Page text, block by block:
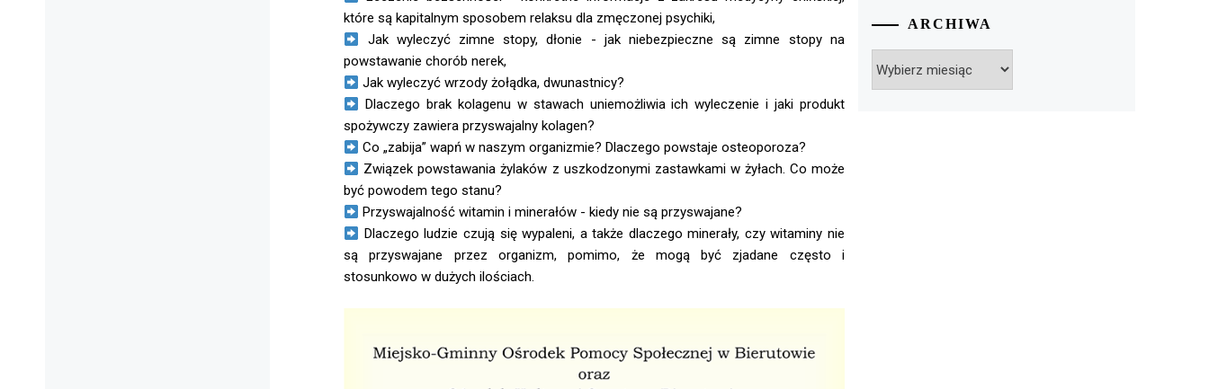
które są kapitalnym sposobem relaksu dla zmęczonej psychiki,
Jak wyleczyć zimne stopy, dłonie - jak niebezpieczne są zimne stopy na
powstawanie chorób nerek,
Jak wyleczyć wrzody żołądka, dwunastnicy?
Dlaczego brak kolagenu w stawach uniemożliwia ich wyleczenie i jaki produkt
spożywczy zawiera przyswajalny kolagen?
Co „zabija” wapń w naszym organizmie? Dlaczego powstaje osteoporoza?
Związek powstawania żylaków z uszkodzonymi zastawkami w żyłach. Co może
być powodem tego stanu?
Przyswajalność witamin i minerałów - kiedy nie są przyswajane?
Dlaczego ludzie czują się wypaleni, a także dlaczego minerały, czy witaminy nie
są przyswajane przez organizm, pomimo, że mogą być zjadane często i
stosunkowo w dużych ilościach.
ARCHIWA